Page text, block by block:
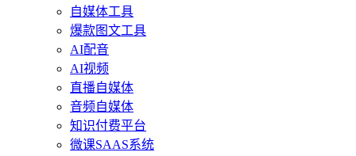
自媒体工具
爆款图文工具
AI配音
AI视频
直播自媒体
音频自媒体
知识付费平台
微课SAAS系统